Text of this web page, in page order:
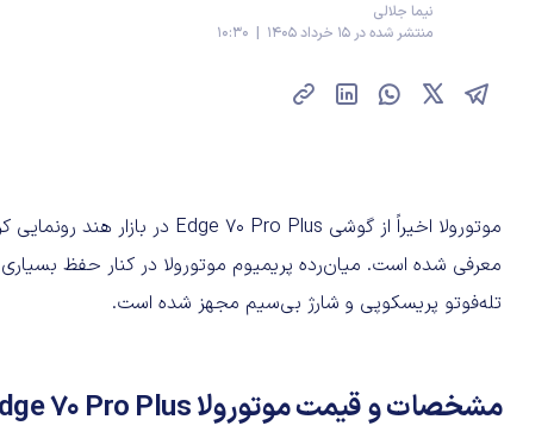
نیما جلالی
منتشر شده در 15 خرداد 1405 | 10:30
معرفی شده است. میان‌رده پریمیوم موتورولا در کنار حفظ
تله‌فوتو پریسکوپی و شارژ بی‌سیم مجهز شده است.
مشخصات و قیمت موتورولا Edge 70 Pro Plus